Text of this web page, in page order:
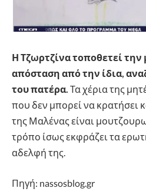
Η Τζωρτζίνα τοποθετεί την
απόσταση από την ίδια,
του πατέρα. Τα χέρια της
που δεν μπορεί να κρατήσει
της Μαλένας είναι
τρόπο ίσως εκφράζει τα
αδελφή της.
Πηγή: nassosblog.gr